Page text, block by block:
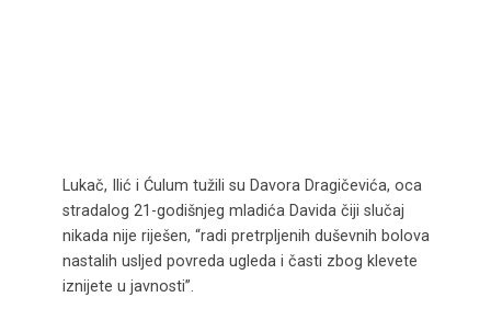
Lukač, Ilić i Ćulum tužili su Davora Dragičevića, oca
stradalog 21-godišnjeg mladića Davida čiji slučaj
nikada nije riješen, “radi pretrpljenih duševnih bolova
nastalih usljed povreda ugleda i časti zbog klevete
iznijete u javnosti”.